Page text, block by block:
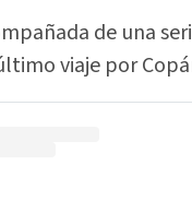
de una
viaje por